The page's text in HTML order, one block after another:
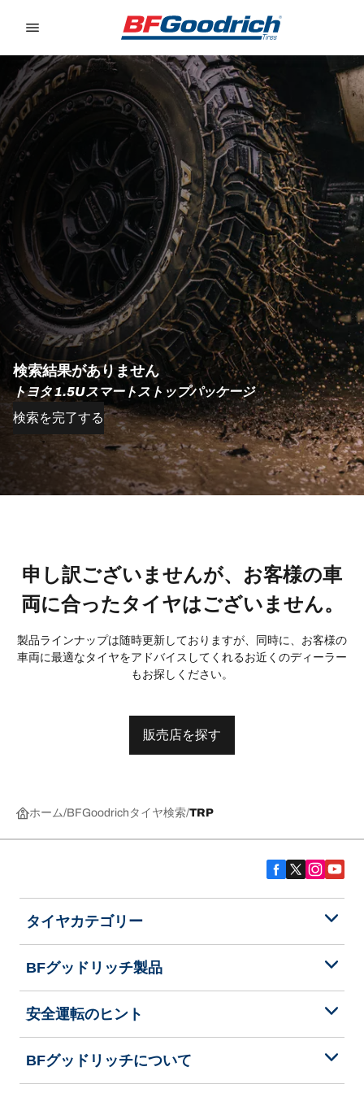
検索結果がありません
トヨタ 1.5Uスマートストップパッケージ
検索を完了する
申し訳ございませんが、お客様の車
両に合ったタイヤはございません。
製品ラインナップは随時更新しておりますが、同時に、お客様の
車両に最適なタイヤをアドバイスしてくれるお近くのディーラー
もお探しください。
販売店を探す
ホーム BFGoodrichタイヤ検索 TRP
タイヤカテゴリー
BFグッドリッチ製品
安全運転のヒント
BFグッドリッチについて